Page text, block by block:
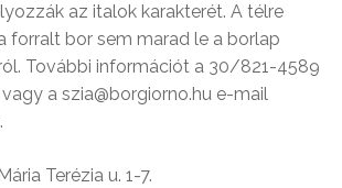
az italok karakterét. A télre
forralt bor sem marad le a borlap
További információt a 30/821-4589
a szia@borgiorno.hu e-mail
Terézia u. 1-7.